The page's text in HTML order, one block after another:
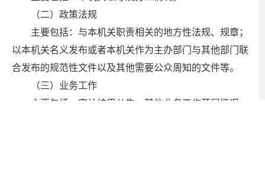
（二）政策法规
主要包括：与本机关职责相关的地方性法规、规章；
以本机关名义发布或者本机关作为主办部门与其他部门联
合发布的规范性文件以及其他需要公众周知的文件等。
（三）业务工作
主要包括：审计结果公告；其他业务工作开展情况。